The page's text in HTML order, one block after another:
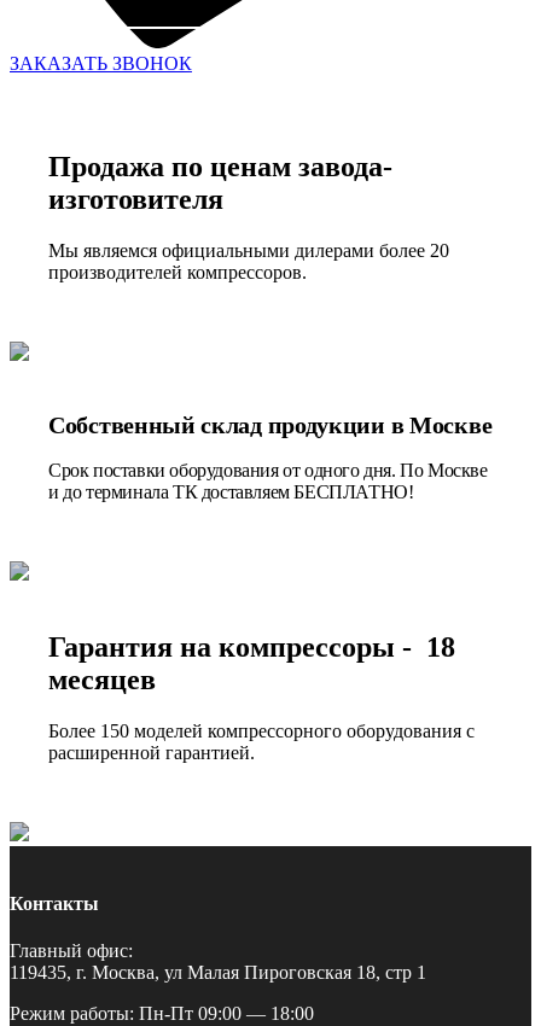
ЗАКАЗАТЬ ЗВОНОК
Продажа по ценам завода-
изготовителя
Мы являемся официальными дилерами более 20
производителей компрессоров.
Собственный склад продукции в Москве
Срок поставки оборудования от одного дня. По Москве
и до терминала ТК доставляем БЕСПЛАТНО!
Гарантия на компрессоры - 18
месяцев
Более 150 моделей компрессорного оборудования с
расширенной гарантией.
Контакты
Главный офис:
119435, г. Москва, ул Малая Пироговская 18, стр 1
Режим работы: Пн-Пт 09:00 — 18:00